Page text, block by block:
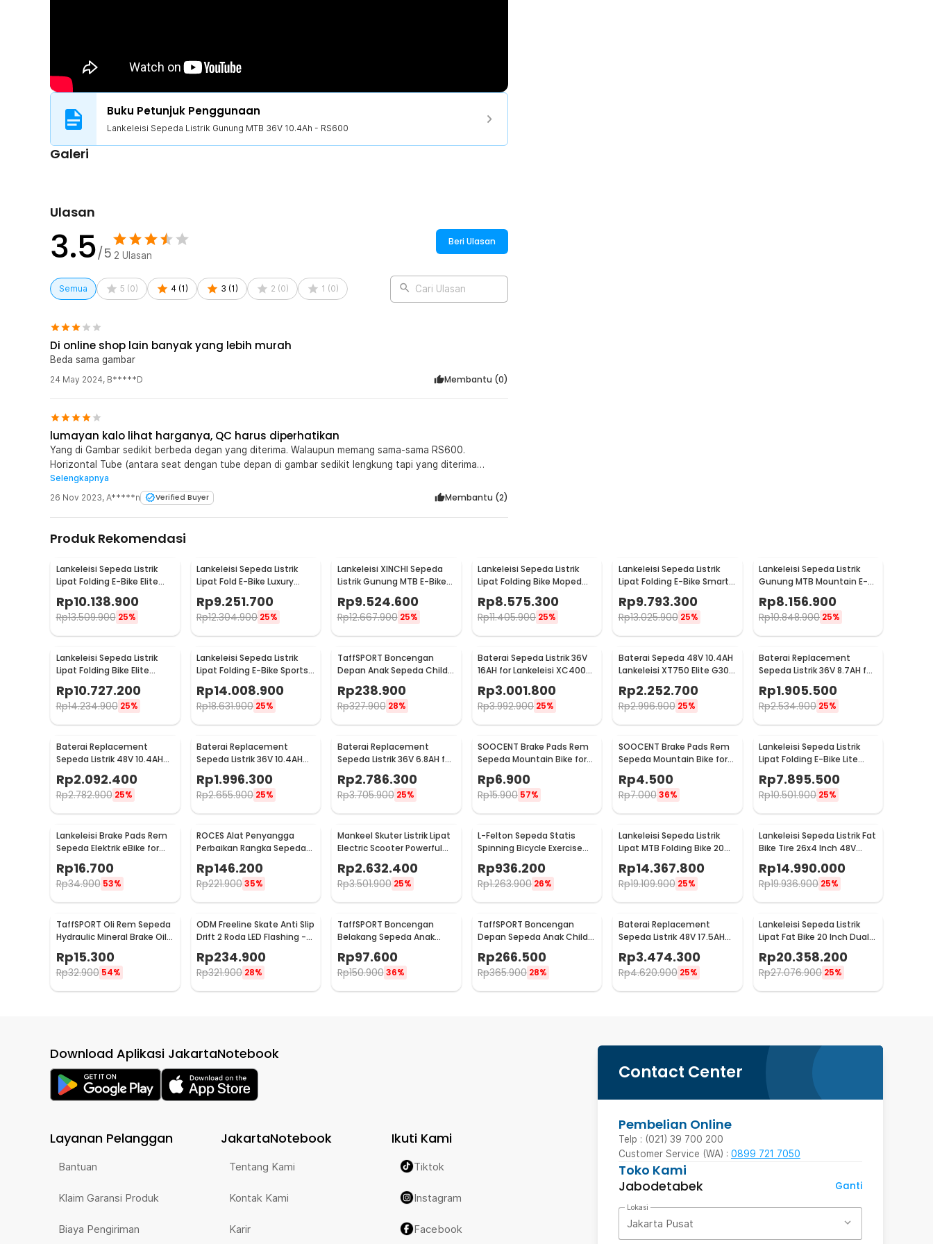
Peningkatan Unit Kontrol
Unit kontrol diperbaharui untuk sistem kontrol aliran listrik yang lebih baik. Daya listrik yang
digunakan motor akan semakin stabil dan efisien. Pemborosan baterai tak akan terjadi dengan
Roda Unggulan Anti Slip
Roda anti slip berukuran 700 x 38C hadir untuk menjaga kestabilan di area bergelombang.
Dibekali velg aluminium alloy super kuat dengan bobot yang ringan. Paduan keduanya siap
menemani Anda melibas seluruh kondisi medan.
Buku Petunjuk Penggunaan
Lankeleisi Sepeda Listrik Gunung MTB 36V 10.4Ah - RS600
Galeri
Ulasan
3.5/5 2 Ulasan
Beri Ulasan
Semua 5 (0) 4 (1) 3 (1) 2 (0) 1 (0) Cari Ulasan
Di online shop lain banyak yang lebih murah
Beda sama gambar
24 May 2024, B*****D Membantu (0)
lumayan kalo lihat harganya, QC harus diperhatikan
Yang di Gambar sedikit berbeda degan yang diterima. Walaupun memang sama-sama RS600.
Horizontal Tube (antara seat dengan tube depan di gambar sedikit lengkung tapi yang diterima
LURUS. Ada celah antara horizontal tube dengan tube melintang. Dan juga Controler sudah di bawah
sehingga sedikit tersembunyi. Sensor pedal assist patah, sehingga harus beli lagi pedal assist nya- di
olshop lain banyak dan lebih murah.
Selengkapnya
26 Nov 2023, A*****n Verified Buyer Membantu (2)
Produk Rekomendasi
Lankeleisi Sepeda Listrik
Lipat Folding E-Bike Elite
Vers 48V 10.4Ah - XT600
Rp10.138.900
Rp13.509.900 25%
Lankeleisi Sepeda Listrik
Lipat Fold E-Bike Luxury
Rp9.251.700
Rp12.304.900 25%
Lankeleisi XINCHI Sepeda
Listrik Gunung MTB E-Bike
48V 10.4AH - T8
Rp9.524.600
Rp12.667.900 25%
Lankeleisi Sepeda Listrik
Lipat Folding Bike Moped
36V 8.7AH - G100
Rp8.575.300
Rp11.405.900 25%
Lankeleisi Sepeda Listrik
Lipat Folding E-Bike Smart
Deluxe 48V 10.4Ah - G650
Rp9.793.300
Rp13.025.900 25%
Lankeleisi Sepeda Listrik
Gunung MTB Mountain E-
Bike 48V 10Ah - MX3.8
Rp8.156.900
Rp10.848.900 25%
Lankeleisi Sepeda Listrik
Lipat Folding Bike Elite
Rp10.727.200
Rp14.234.900 25%
Lankeleisi Sepeda Listrik
Lipat Folding E-Bike Sports
Version 48V 10Ah - XT750
Rp14.008.900
Rp18.631.900 25%
TaffSPORT Boncengan
Depan Anak Sepeda Child
Safety Front Seat - Z1
Rp238.900
Rp327.900 28%
Baterai Sepeda Listrik 36V
16AH for Lankeleisi XC4000
New Model - LN-J1-10S5P
Rp3.001.800
Rp3.992.900 25%
Baterai Sepeda 48V 10.4AH
Lankeleisi XT750 Elite G300
Rp2.252.700
Rp2.996.900 25%
Baterai Replacement
Sepeda Listrik 36V 8.7AH for
Rp1.905.500
Rp2.534.900 25%
Baterai Replacement
Sepeda Listrik 48V 10.4AH
Rp2.092.400
Rp2.782.900 25%
Baterai Replacement
Sepeda Listrik 36V 10.4AH
for Lankeleisi New RS600
Rp1.996.300
Rp2.655.900 25%
Baterai Replacement
Sepeda Listrik 36V 6.8AH for
Lankeleisi S600
Rp2.786.300
Rp3.705.900 25%
SOOCENT Brake Pads Rem
Sepeda Mountain Bike for
Shimano M445 M355 M395
- SZ911
Rp6.900
Rp15.900 57%
SOOCENT Brake Pads Rem
Sepeda Mountain Bike for
Rp4.500
Rp7.000 36%
Lankeleisi Sepeda Listrik
Lipat Folding E-Bike Lite
Edition 48V 8.7Ah - G660
Rp7.895.500
Rp10.501.900 25%
Lankeleisi Brake Pads Rem
Sepeda Elektrik eBike for
Lankeleisi
Rp16.700
Rp34.900 53%
ROCES Alat Penyangga
Perbaikan Rangka Sepeda
Bicycle Repair Frame Kit -
MT45
Rp146.200
Rp221.90035%
Mankeel Skuter Listrik Lipat
Electric Scooter Powerful
6.6 AH 8.5 Inch - M187
Rp2.632.400
Rp3.501.900 25%
L-Felton Sepeda Statis
Spinning Bicycle Exercise
Indoor Gym Bike - LF110
Rp936.200
Rp1.263.900 26%
Lankeleisi Sepeda Listrik
Lipat MTB Folding Bike 20
Inch 48V 17.5Ah - X3000
Plus
Rp14.367.800
Rp19.109.900 25%
Lankeleisi Sepeda Listrik Fat
Bike Tire 26x4 Inch 48V
Plus
Rp14.990.000
Rp19.936.900 25%
TaffSPORT Oli Rem Sepeda
Hydraulic Mineral Brake Oil
60ml for Shimano - DT01
Rp15.300
Rp32.900 54%
ODM Freeline Skate Anti Slip
Drift 2 Roda LED Flashing -
XK-SK0004
Rp234.900
Rp321.900 28%
TaffSPORT Boncengan
Belakang Sepeda Anak
Child Safety Back Seat - Y11
Rp97.600
Rp150.900 36%
TaffSPORT Boncengan
Depan Sepeda Anak Child
Front Seat with Pedal - Z7
Rp266.500
Rp365.900 28%
Baterai Replacement
Sepeda Listrik 48V 17.5AH
for Lankeleisi X3000Plus
Rp3.474.300
Rp4.620.900 25%
Lankeleisi Sepeda Listrik
Lipat Fat Bike 20 Inch Dual
Motor 48V 20Ah - X3000
MAX
Rp20.358.200
Rp27.076.900 25%
Contact Center
Pembelian Online
Telp : (021) 39 700 200
Customer Service (WA) : 0899 721 7050
Toko Kami
Jabodetabek
Ganti
Lokasi
Jakarta Pusat
Download Aplikasi JakartaNotebook
Layanan Pelanggan
Bantuan
Klaim Garansi Produk
Biaya Pengiriman
JakartaNotebook
Tentang Kami
Kontak Kami
Karir
Ikuti Kami
Tiktok
Instagram
Facebook